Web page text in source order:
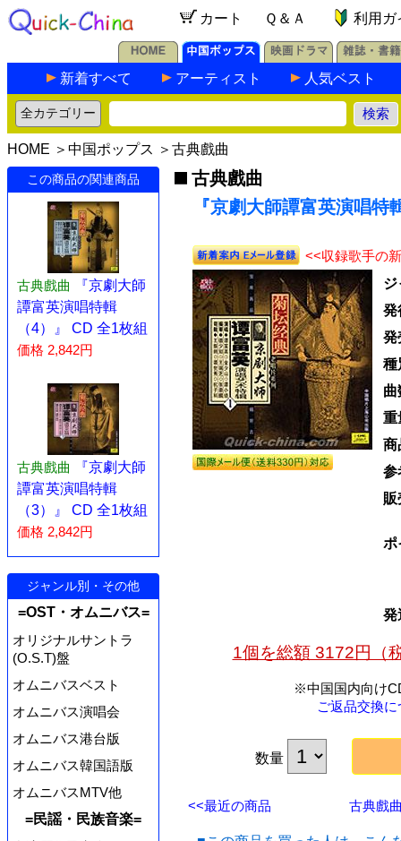
カート Ｑ＆Ａ 利用ガ
新着すべて アーティスト 人気ベスト
HOME ＞ 中国ポップス ＞ 古典戲曲
この商品の関連商品
古典戲曲
『京劇大師
譚富英演唱特輯
（4）』 CD 全1枚組
価格 2,842円
古典戲曲
『京劇大師
譚富英演唱特輯
（3）』 CD 全1枚組
価格 2,842円
ジャンル別・その他
=OST・オムニバス=
オリジナルサントラ
(O.S.T)盤
オムニバスベスト
オムニバス演唱会
オムニバス港台版
オムニバス韓国語版
オムニバスMTV他
=民謡・民族音楽=
古典戲曲
『京劇大師譚富英演唱
<<収録歌手の
ジ
発
発
種
曲
重
商
参
販
ポ
発
1個を総額 3172円（
※中国国内向け
ご返品交換
数量
<<最近の商品 古典戲